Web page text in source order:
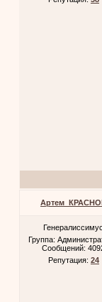
Группа:
Сообщений:
Репутация: 24